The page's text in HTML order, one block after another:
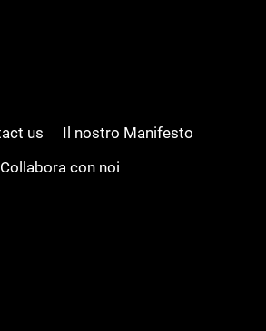
us
Il nostro Manifesto
Collabora con noi